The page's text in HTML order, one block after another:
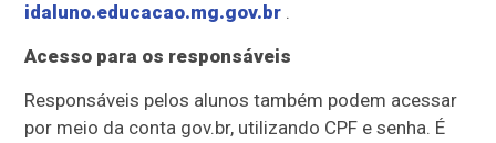
idaluno.educacao.mg.gov.br .
Acesso para os responsáveis
Responsáveis pelos alunos também podem acessar
por meio da conta gov.br, utilizando CPF e senha. É